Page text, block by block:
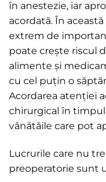
în anestezie, iar
acordată. În
extrem de
poate crește riscul
alimente și
cu cel puțin o
Acordarea atenției
chirurgical în
vânătăile care pot
Lucrurile care nu
preoperatorie sunt